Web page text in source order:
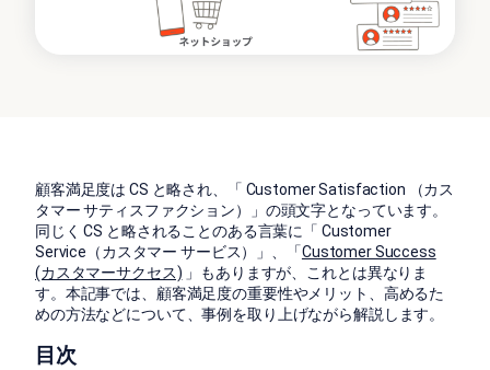
顧客満足度は CS と略され、「 Customer Satisfaction （カス
タマー サティスファクション）」の頭文字となっています。
同じく CS と略されることのある言葉に「 Customer
Service（カスタマー サービス）」、「Customer Success
(カスタマーサクセス) 」もありますが、これとは異なりま
す。本記事では、顧客満足度の重要性やメリット、高めるた
めの方法などについて、事例を取り上げながら解説します。
目次